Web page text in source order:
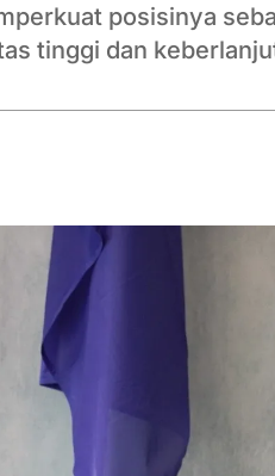
posisinya
tinggi dan